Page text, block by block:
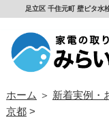
足立区 千住元町 壁ピタ水
ホーム ＞ 新着実例・
京都>